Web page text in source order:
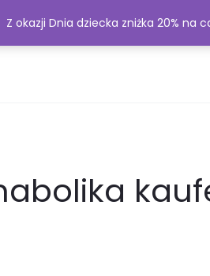
Z okazji Dnia dziecka zniżka 20% na